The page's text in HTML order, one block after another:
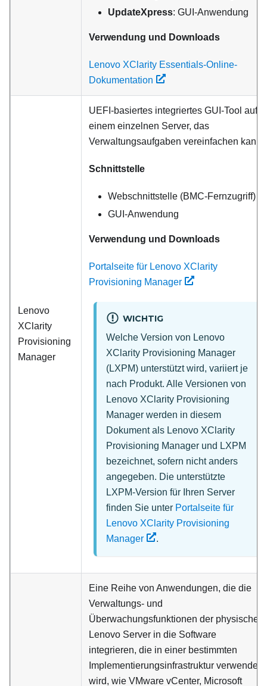
UpdateXpress: GUI-Anwendung
Verwendung und Downloads
Lenovo XClarity Essentials-Online-
Dokumentation
Lenovo
XClarity
Provisioning
Manager
UEFI-basiertes integriertes GUI-Tool auf
einem einzelnen Server, das
Verwaltungsaufgaben vereinfachen kann.
Schnittstelle
Webschnittstelle (BMC-Fernzugriff)
GUI-Anwendung
Verwendung und Downloads
Portalseite für Lenovo XClarity
Provisioning Manager
WICHTIG
Welche Version von Lenovo
XClarity Provisioning Manager
(LXPM) unterstützt wird, variiert je
nach Produkt. Alle Versionen von
Lenovo XClarity Provisioning
Manager werden in diesem
Dokument als Lenovo XClarity
Provisioning Manager und LXPM
bezeichnet, sofern nicht anders
angegeben. Die unterstützte
LXPM-Version für Ihren Server
finden Sie unter Portalseite für
Lenovo XClarity Provisioning
Manager
.
Eine Reihe von Anwendungen, die die
Verwaltungs‑ und
Überwachungsfunktionen der physischen
Lenovo Server in die Software
integrieren, die in einer bestimmten
Implementierungsinfrastruktur verwendet
wird, wie VMware vCenter, Microsoft